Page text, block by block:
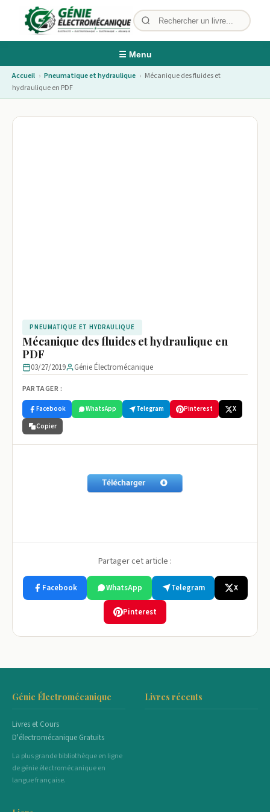
☰ Menu
Accueil › Pneumatique et hydraulique › Mécanique des fluides et
hydraulique en PDF
PNEUMATIQUE ET HYDRAULIQUE
Mécanique des fluides et hydraulique en
PDF
03/27/2019 Génie Électromécanique
PARTAGER :
Facebook WhatsApp Telegram Pinterest
X
Copier
Partager cet article :
Facebook WhatsApp Telegram X
Pinterest
Génie Électromécanique
Livres et Cours
D'électromécanique Gratuits
La plus grande bibliothèque en ligne
de génie électromécanique en
langue française.
Livres récents